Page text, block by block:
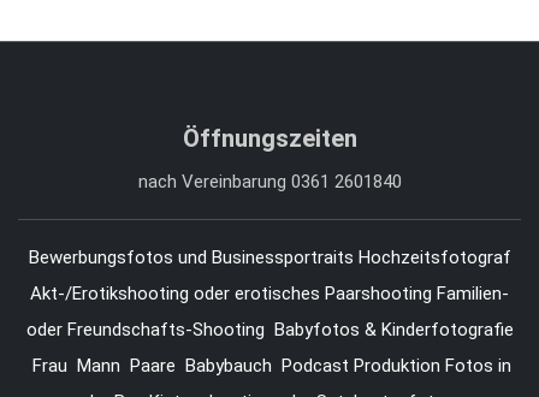
Öffnungszeiten
nach Vereinbarung 0361 2601840
Bewerbungsfotos und Businessportraits Hochzeitsfotograf
Akt-/Erotikshooting oder erotisches Paarshooting Familien-
oder Freundschafts-Shooting Babyfotos & Kinderfotografie
Frau Mann Paare Babybauch Podcast Produktion Fotos in